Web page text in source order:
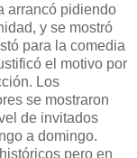
arrancó pidiendo
y se mostró
para la comedia
el motivo por
Los
se mostraron
de invitados
a domingo.
pero en